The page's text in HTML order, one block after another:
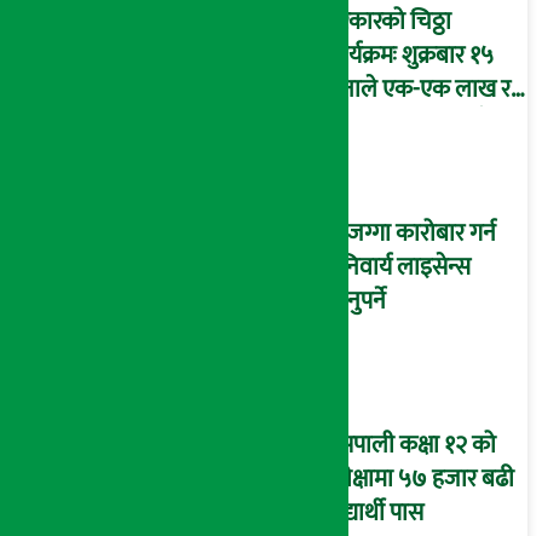
सरकारको चिठ्ठा
कार्यक्रमः शुक्रबार १५
जनाले एक-एक लाख र १
घरजग्गा कारोबार गर्न
अनिवार्य लाइसेन्स
लिनुपर्ने
यसपाली कक्षा १२ को
परीक्षामा ५७ हजार बढी
विद्यार्थी पास